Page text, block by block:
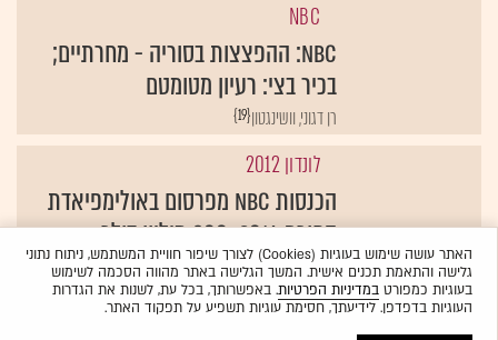
NBC
NBC: ההפצצות בסוריה - מחרתיים;
בכיר בצי: רעיון מטומטם
{19}רן דגוני, וושינגטון
לונדון 2012
הכנסות NBC מפרסום באולימפיאדת
החורף 2014: 800 מיליון דולר
{19}אדוורטייזינג אייג'האתר עושה שימוש בעוגיות (Cookies) לצורך שיפור חוויית המשתמש, ניתוח נתוני
גלישה והתאמת תכנים אישית. המשך הגלישה באתר מהווה הסכמה לשימוש
בעוגיות כמפורטבמדיניות הפרטיות. באפשרותך, בכל עת, לשנות את הגדרות
העוגיות בדפדפן. לידיעתך, חסימת עוגיות תשפיע על תפקוד האתר.